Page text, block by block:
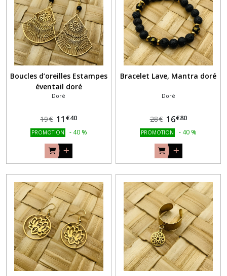
Boucles d’oreilles Estampes
éventail doré
Doré
19€ 11 €40
PROMOTION - 40 %
Bracelet Lave, Mantra doré
Doré
28€ 16€80
PROMOTION - 40 %